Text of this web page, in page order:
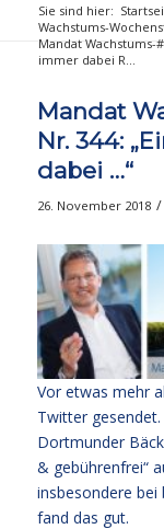
Sie sind hier:
Wachstums-
Mandat Wachstums-
immer dabei R...
Mandat
Nr. 344:
dabei …“
26. November 2018 /
Vor etwas mehr
Twitter
Dortmunder
& gebührenfrei“
insbesondere bei
fand das gut.